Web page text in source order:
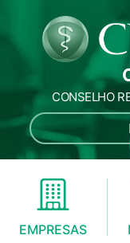
CONSELHO
EMPRESAS